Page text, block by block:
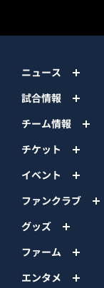
ニュース
試合情報
チーム情報
チケット
イベント
ファンクラブ
グッズ
ファーム
エンタメ